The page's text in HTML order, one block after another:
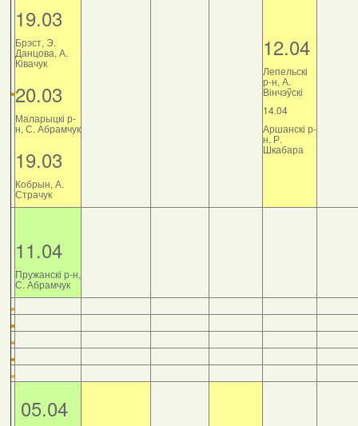
19.03
Брэст, Э.
Данцова, А.
Ківачук
20.03
Маларыцкі р-
н, С. Абрамчук
19.03
Кобрын, А.
Страчук
12.04
Лепельскі
р-н, А.
Вінчэўскі
14.04
Аршанскі р-
н, Р.
Шкабара
11.04
Пружанскі р-н,
С. Абрамчук
05.04